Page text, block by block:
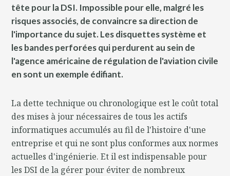
tête pour la DSI. Impossible pour elle, malgré les
risques associés, de convaincre sa direction de
l'importance du sujet. Les disquettes système et
les bandes perforées qui perdurent au sein de
l'agence américaine de régulation de l'aviation civile
en sont un exemple édifiant.
La dette technique ou chronologique est le coût total
des mises à jour nécessaires de tous les actifs
informatiques accumulés au fil de l'histoire d'une
entreprise et qui ne sont plus conformes aux normes
actuelles d'ingénierie. Et il est indispensable pour
les DSI de la gérer pour éviter de nombreux